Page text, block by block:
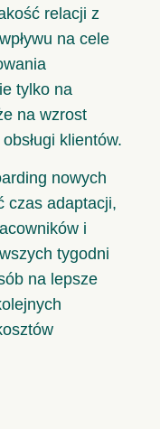
relacji z
na cele
tylko na
na wzrost
klientów.
nowych
czas adaptacji,
i
tygodni
na lepsze